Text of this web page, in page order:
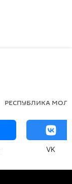
РЕСПУБЛИКА
VK